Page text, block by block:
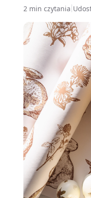
2 min czytania